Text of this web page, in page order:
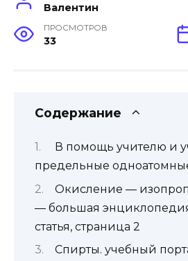
Валентин
ПРОСМОТРОВ
33
Содержание
В помощь учителю и
предельные
Окисление —
— большая
статья, страница 2
Спирты. учебный